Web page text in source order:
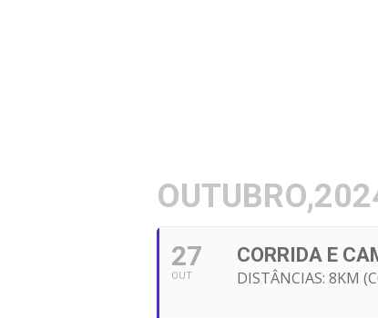
27
OUT
CORRIDA E
DISTÂNCIAS: 8KM